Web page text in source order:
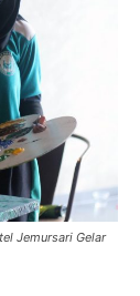
Jemursari Gelar